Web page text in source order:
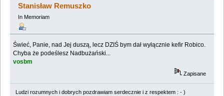
Stanisław Remuszko
In Memoriam
Świeć, Panie, nad Jej duszą, lecz DZIŚ bym dał wyłącznie kefir Robico.
Chyba że podeślesz Nadbużański...
vosbm
Zapisane
Ludzi rozumnych i dobrych pozdrawiam serdecznie i z respektem : - )